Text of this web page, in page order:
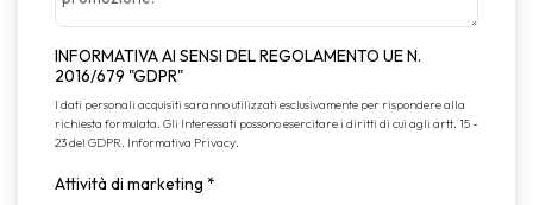
INFORMATIVA AI SENSI DEL REGOLAMENTO UE N.
2016/679 "GDPR"
I dati personali acquisiti saranno utilizzati esclusivamente per rispondere alla
richiesta formulata. Gli Interessati possono esercitare i diritti di cui agli artt. 15 -
23 del GDPR. Informativa Privacy.
Attività di marketing *